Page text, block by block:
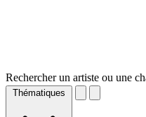
Rechercher un artiste ou une
Thématiques